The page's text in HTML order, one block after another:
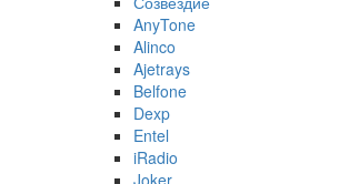
AnyTone
Alinco
Ajetrays
Belfone
Dexp
Entel
iRadio
Joker